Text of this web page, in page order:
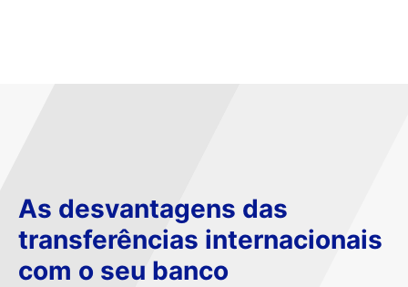
As desvantagens das
transferências internacionais
com o seu banco